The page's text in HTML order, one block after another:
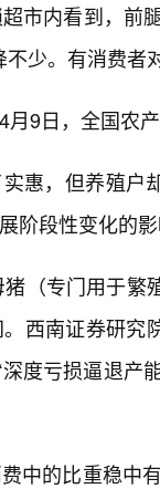
市内看到，前
少。有消费者
9日，全国农
惠，但养殖
阶段性变化的
（专门用于
西南证券研
度亏损逼退
中的比重稳中